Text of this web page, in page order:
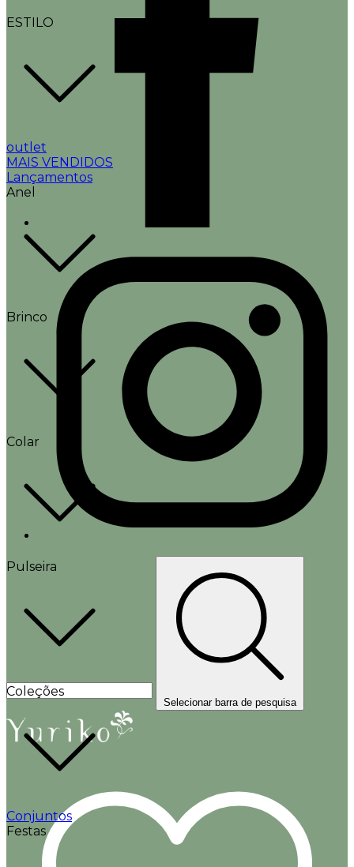
ESTILO
outlet
MAIS VENDIDOS
Lançamentos
Anel
Brinco
Colar
Pulseira
Coleções
Conjuntos
Festas
Selecionar barra de pesquisa